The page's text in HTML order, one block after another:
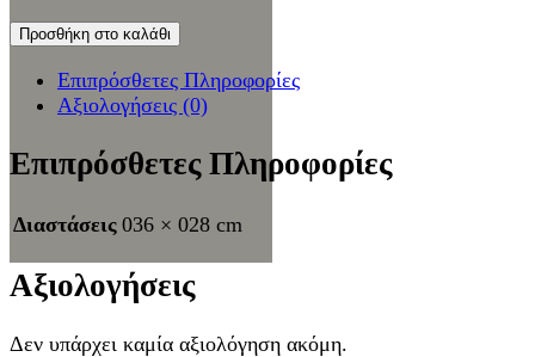
Προσθήκη στο καλάθι
Επιπρόσθετες Πληροφορίες
Αξιολογήσεις (0)
Επιπρόσθετες Πληροφορίες
Διαστάσεις 036 × 028 cm
Αξιολογήσεις
Δεν υπάρχει καμία αξιολόγηση ακόμη.